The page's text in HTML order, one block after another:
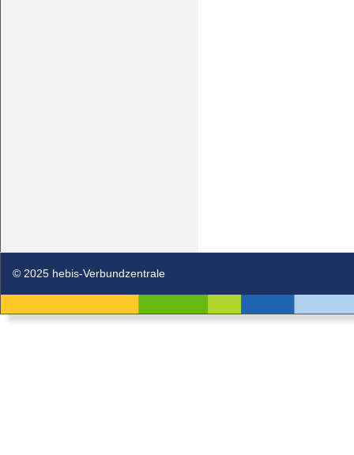
© 2025 hebis-Verbundzentrale